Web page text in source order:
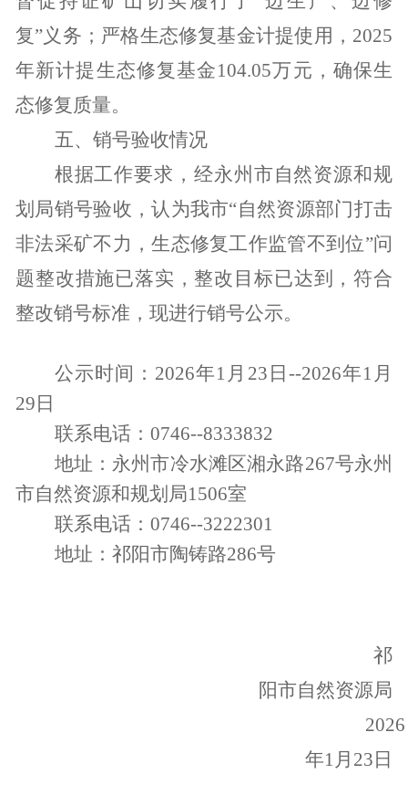
复”义务；严格生态修复基金计提使用， 2025
年新计提生态修复基金104.05万元，确保生
态修复质量。
五、销号验收情况
根据工作要求，经永州市自然资源和规
划局销号验收，认为我市“自然资源部门打击
非法采矿不力，生态修复工作监管不到位”问
题整改措施已落实，整改目标已达到，符合
整改销号标准，现进行销号公示。
公示时间： 2026年1 月 23 日 --2026年1 月
29 日
联系电话： 0746--8333832
地址：永州市冷水滩区湘永路267号永州
市自然资源和规划局1506室
联系电话： 0746--3222301
地址：祁阳市陶铸路286号
祁
阳市自然资源局
2026
年1 月 23 日